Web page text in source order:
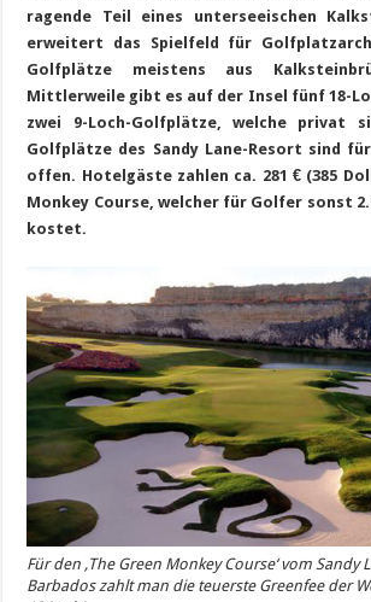
ragende Teil eines unterseeischen
erweitert das Spielfeld für
Golfplätze meistens aus
Mittlerweile gibt es auf der Insel fünf 18-
zwei 9-Loch-Golfplätze, welche privat
Golfplätze des Sandy Lane-Resort sind
offen. Hotelgäste zahlen ca. 281 € (385
Monkey Course, welcher für Golfer sonst
kostet.
Für den ‚The Green Monkey Course‘ vom Sandy
Barbados zahlt man die teuerste Greenfee der